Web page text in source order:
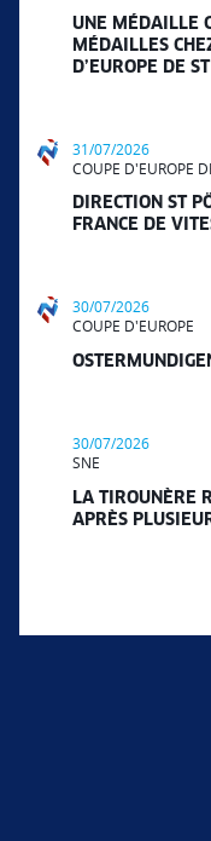
UNE MÉDAILLE
MÉDAILLES
D’EUROPE DE
31/07/2026
COUPE D'EUROPE
DIRECTION ST
FRANCE DE
30/07/2026
COUPE D'EUROPE
30/07/2026
SNE
LA TIROUNÈRE
APRÈS